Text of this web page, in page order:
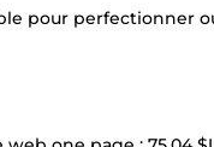
pour perfectionner